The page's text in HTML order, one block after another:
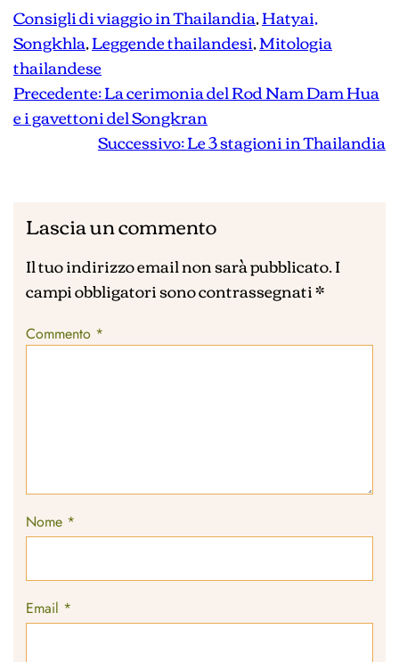
Consigli di viaggio in Thailandia, Hatyai,
Songkhla, Leggende thailandesi, Mitologia
thailandese
Precedente:La cerimonia del Rod Nam Dam Hua
e i gavettoni del Songkran
Successivo:Le 3 stagioni in Thailandia
Lascia un commento
Il tuo indirizzo email non sarà pubblicato.I
campi obbligatori sono contrassegnati*
Commento *
Nome *
Email *